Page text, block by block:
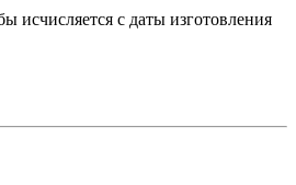
исчисляется с даты изготовления